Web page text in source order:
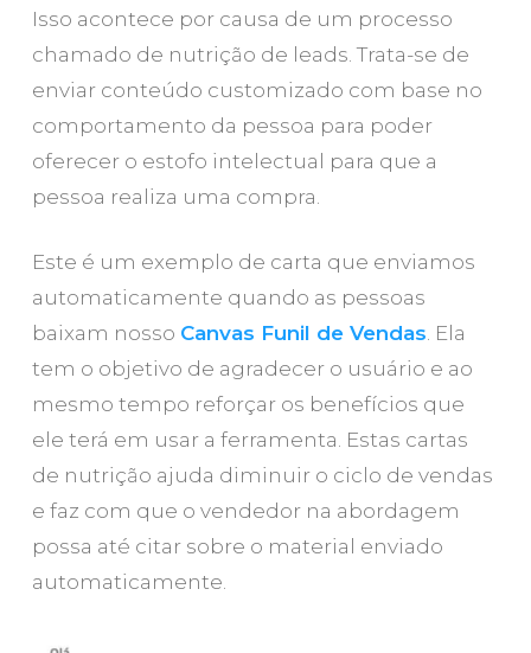
Isso acontece por causa de um processo
chamado de nutrição de leads. Trata-se de
enviar conteúdo customizado com base no
comportamento da pessoa para poder
oferecer o estofo intelectual para que a
pessoa realiza uma compra.
Este é um exemplo de carta que enviamos
automaticamente quando as pessoas
baixam nosso Canvas Funil de Vendas. Ela
tem o objetivo de agradecer o usuário e ao
mesmo tempo reforçar os benefícios que
ele terá em usar a ferramenta. Estas cartas
de nutrição ajuda diminuir o ciclo de vendas
e faz com que o vendedor na abordagem
possa até citar sobre o material enviado
automaticamente.